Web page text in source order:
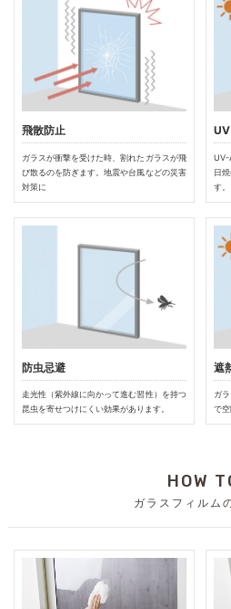
飛散防止
ガラスが衝撃を受けた時、割れたガラスが飛
び散るのを防ぎます。地震や台風などの災害
対策に
UV
UV-
日
す。
防虫忌避
走光性（紫外線に向かって進む習性）を持つ
昆虫を寄せつけにくい効果があります。
遮
ガ
で空
HOW
ガラスフィルム